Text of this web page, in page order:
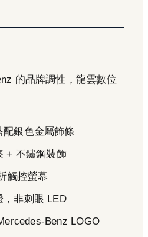
的品牌調性，龍雲數位
配銀色金屬飾條
+ 不鏽鋼裝飾
觸控螢幕
，非刺眼 LED
Benz LOGO